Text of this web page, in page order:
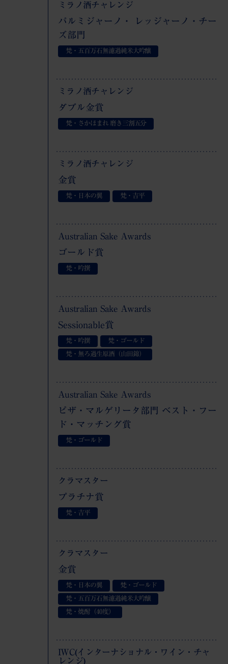
ミラノ酒チャレンジ
パルミジャーノ・ レッジャーノ・チー
ズ部門
梵・五百万石無濾過純米大吟醸
ミラノ酒チャレンジ
ダブル金賞
梵・さかほまれ 磨き三割五分
ミラノ酒チャレンジ
金賞
梵・日本の翼 梵・吉平
Australian Sake Awards
ゴールド賞
梵・吟撰
Australian Sake Awards
Sessionable賞
梵・吟撰
梵・ゴールド
梵・無ろ過生原酒（山田錦）
Australian Sake Awards
ピザ・マルゲリータ部門 ベスト・フー
ド・マッチング賞
梵・ゴールド
クラマスター
プラチナ賞
梵・吉平
クラマスター
金賞
梵・日本の翼
梵・ゴールド
梵・五百万石無濾過純米大吟醸
梵・焼酎（40度）
IWC(インターナショナル・ワイン・チャ
レンジ)